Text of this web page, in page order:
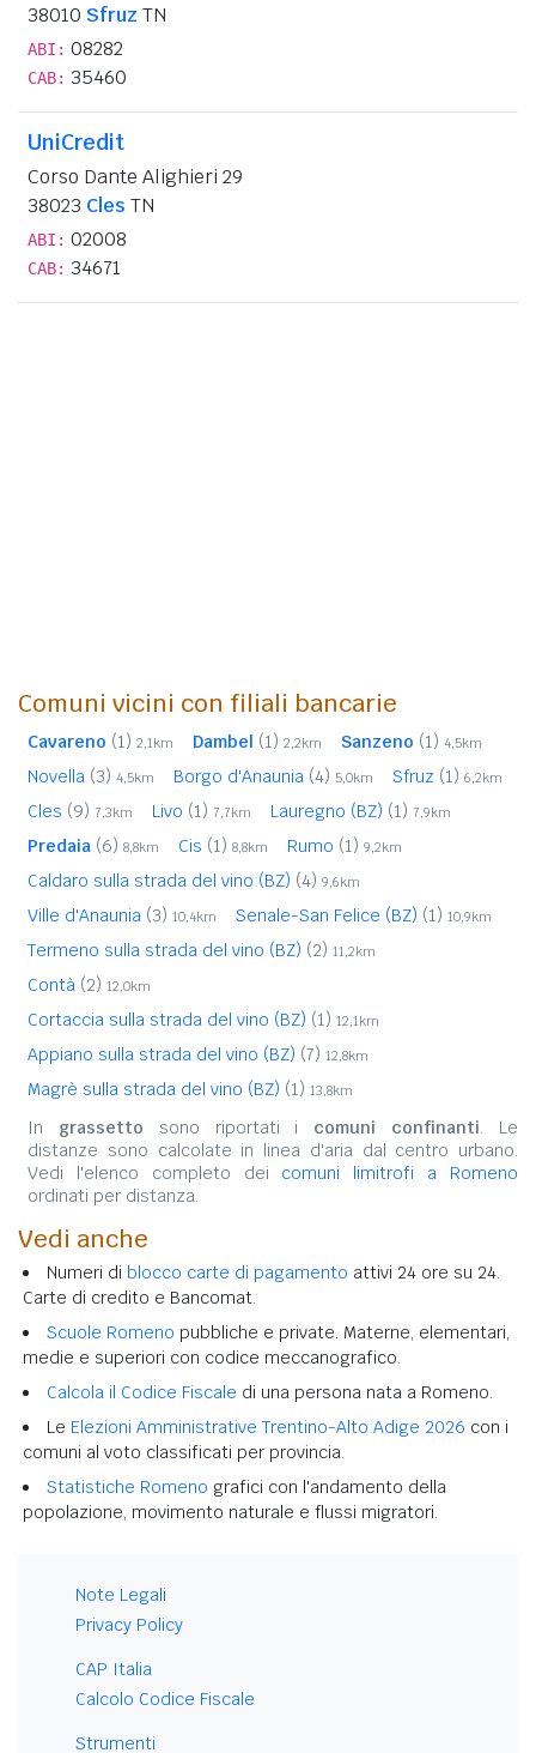
38010 Sfruz TN
ABI: 08282
CAB: 35460
UniCredit
Corso Dante Alighieri 29
38023 Cles TN
ABI: 02008
CAB: 34671
Comuni vicini con filiali bancarie
Cavareno (1) 2,1km Dambel (1) 2,2km Sanzeno (1) 4,5km
Novella (3) 4,5km Borgo d'Anaunia (4) 5,0km Sfruz (1) 6,2km
Cles (9) 7,3km Livo (1) 7,7km Lauregno (BZ) (1) 7,9km
Predaia (6) 8,8km Cis (1) 8,8km Rumo (1) 9,2km
Caldaro sulla strada del vino (BZ) (4) 9,6km
Ville d'Anaunia (3) 10,4km Senale-San Felice (BZ) (1) 10,9km
Termeno sulla strada del vino (BZ) (2) 11,2km
Contà (2) 12,0km
Cortaccia sulla strada del vino (BZ) (1) 12,1km
Appiano sulla strada del vino (BZ) (7) 12,8km
Magrè sulla strada del vino (BZ) (1) 13,8km
In grassetto sono riportati i comuni confinanti. Le
distanze sono calcolate in linea d'aria dal centro urbano.
Vedi l'elenco completo dei comuni limitrofi a Romeno
ordinati per distanza.
Vedi anche
Numeri di blocco carte di pagamento attivi 24 ore su 24.
Carte di credito e Bancomat.
Scuole Romeno pubbliche e private. Materne, elementari,
medie e superiori con codice meccanografico.
Calcola il Codice Fiscale di una persona nata a Romeno.
Le Elezioni Amministrative Trentino-Alto Adige 2026 con i
comuni al voto classificati per provincia.
Statistiche Romeno grafici con l'andamento della
popolazione, movimento naturale e flussi migratori.
Note Legali
Privacy Policy
CAP Italia
Calcolo Codice Fiscale
Strumenti